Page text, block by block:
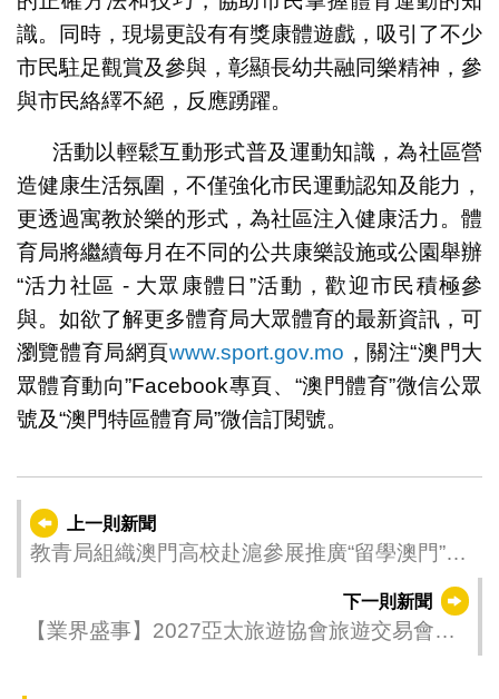
識。同時，現場更設有有獎康體遊戲，吸引了不少
市民駐足觀賞及參與，彰顯長幼共融同樂精神，參
與市民絡繹不絕，反應踴躍。
活動以輕鬆互動形式普及運動知識，為社區營
造健康生活氛圍，不僅強化市民運動認知及能力，
更透過寓教於樂的形式，為社區注入健康活力。體
育局將繼續每月在不同的公共康樂設施或公園舉辦
“活力社區 - 大眾康體日”活動，歡迎市民積極參
與。如欲了解更多體育局大眾體育的最新資訊，可
瀏覽體育局網頁www.sport.gov.mo ，關注“澳門大
眾體育動向”Facebook專頁、“澳門體育”微信公眾
號及“澳門特區體育局”微信訂閱號。
上一則新聞
教青局組織澳門高校赴滬參展推廣“留學澳門”品
下一則新聞
【業界盛事】2027亞太旅遊協會旅遊交易會落